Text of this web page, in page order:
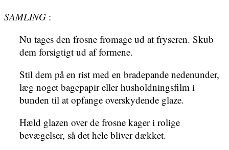
SAMLING :
Nu tages den frosne fromage ud at fryseren. Skub
dem forsigtigt ud af formene.
Stil dem på en rist med en bradepande nedenunder,
læg noget bagepapir eller husholdningsfilm i
bunden til at opfange overskydende glaze.
Hæld glazen over de frosne kager i rolige
bevægelser, så det hele bliver dækket.